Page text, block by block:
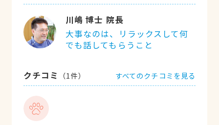
川嶋 博士 院長
大事なのは、リラックスして何
でも話してもらうこと
クチコミ （1件） すべてのクチコミを見る